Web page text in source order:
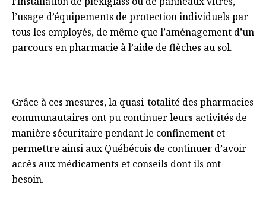
l’usage d’équipements de protection individuels par
tous les employés, de même que l’aménagement d’un
parcours en pharmacie à l’aide de flèches au sol.
Grâce à ces mesures, la quasi-totalité des pharmacies
communautaires ont pu continuer leurs activités de
manière sécuritaire pendant le confinement et
permettre ainsi aux Québécois de continuer d’avoir
accès aux médicaments et conseils dont ils ont
besoin.